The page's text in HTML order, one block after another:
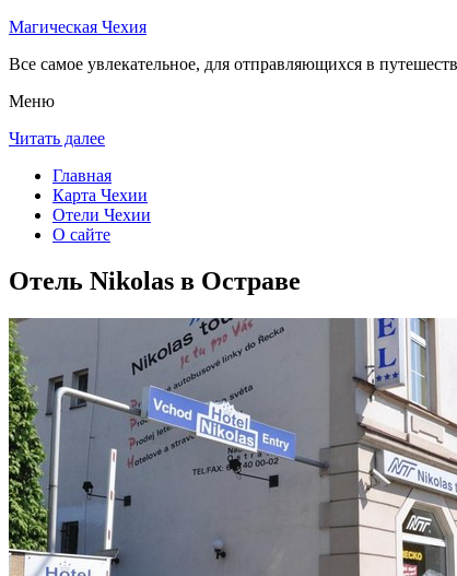
Магическая Чехия
Все самое увлекательное, для отправляющихся в
Меню
Читать далее
Главная
Карта Чехии
Отели Чехии
О сайте
Отель Nikolas в Остраве